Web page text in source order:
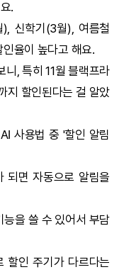
.
신학기(3월), 여름철
율이 높다고 해요.
, 특히 11월 블랙프라
지 할인된다는 걸 알았
AI 사용법 중 '할인 알림
되면 자동으로 알림을
을 쓸 수 있어서 부담
할인 주기가 다르다는